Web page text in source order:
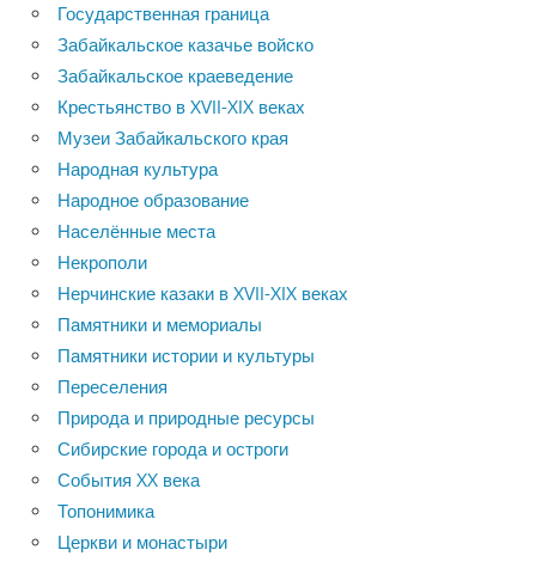
Государственная граница
Забайкальское казачье войско
Забайкальское краеведение
Крестьянство в XVII-XIX веках
Музеи Забайкальского края
Народная культура
Народное образование
Населённые места
Некрополи
Нерчинские казаки в XVII-XIX веках
Памятники и мемориалы
Памятники истории и культуры
Переселения
Природа и природные ресурсы
Сибирские города и остроги
События XX века
Топонимика
Церкви и монастыри